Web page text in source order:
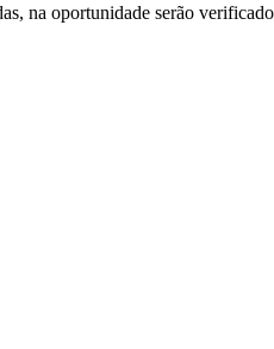
na oportunidade serão